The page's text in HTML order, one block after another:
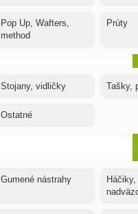
Pop Up, Wafters,
method
Prúty
Stojany, vidličky Tašky,
Ostatné
Gumené nástrahy